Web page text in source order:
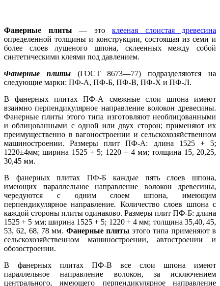
Фанерные плиты — это клееная слоистая древесина
определенной толщины и конструкции, состоящая из семи и
более слоев лущеного шпона, склеенных между собой
синтетическими клеями под давлением.
Фанерные плиты(ГОСТ 8673—77) подразделяются на
следующие марки: ПФ-А, ПФ-Б, ПФ-В, ПФ-Х и ПФ-Л.
В фанерных плитах ПФ-А смежные слои шпона имеют
взаимно перпендикулярное направление волокон древесины.
Фанерные плиты этого типа изготовляют необлицованными
и облицованными с одной или двух сторон; применяют их
преимущественно в вагоностроении и сельскохозяйственном
машиностроении. Размеры плит ПФ-А: длина 1525 + 5;
1220±4мм; ширина 1525 + 5; 1220 + 4 мм; толщина 15, 20,25,
30,45 мм.
В фанерных плитах ПФ-Б каждые пять слоев шпона,
имеющих параллельное направление волокон древесины,
чередуются с одним слоем шпона, имеющим
перпендикулярное направление. Количество слоев шпона с
каждой стороны плиты одинаково. Размеры плит ПФ-Б: длина
1525 + 5 мм; ширина 1525 + 5; 1220 + 4 мм; толщина 35,40, 45,
53, 62, 68, 78 мм. Фанерные плиты этого типа применяют в
сельскохозяйственном машиностроении, автостроении и
обозостроении.
В фанерных плитах ПФ-В все слои шпона имеют
параллельное направление волокон, за исключением
центрального, имеющего перпендикулярное направление